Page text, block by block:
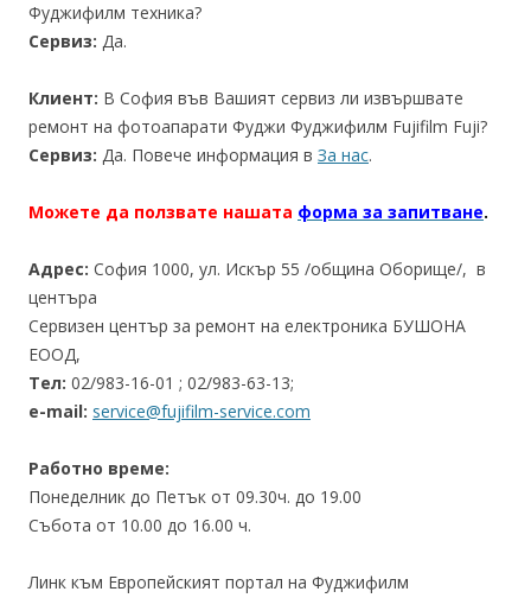
Фуджифилм техника?
Сервиз: Да.
Клиент: В София във Вашият сервиз ли извършвате
ремонт на фотоапарати Фуджи Фуджифилм Fujifilm Fuji?
Сервиз: Да. Повече информация в За нас.
Можете да ползвате нашата форма за запитване.
Адрес: София 1000, ул. Искър 55 /община Оборище/, в
центъра
Сервизен център за ремонт на електроника БУШОНА
ЕООД,
Тел: 02/983-16-01 ; 02/983-63-13;
e-mail: service@fujifilm-service.com
Работно време:
Понеделник до Петък от 09.30ч. до 19.00
Събота от 10.00 до 16.00 ч.
Линк към Европейският портал на Фуджифилм